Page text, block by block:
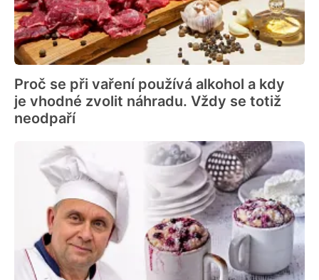
Proč se při vaření používá alkohol a kdy
je vhodné zvolit náhradu. Vždy se totiž
neodpaří